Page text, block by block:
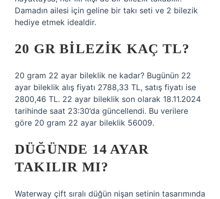
Damadın ailesi için geline bir takı seti ve 2 bilezik
hediye etmek idealdir.
20 GR BILEZIK KAÇ TL?
20 gram 22 ayar bileklik ne kadar? Bugünün 22
ayar bileklik alış fiyatı 2788,33 TL, satış fiyatı ise
2800,46 TL. 22 ayar bileklik son olarak 18.11.2024
tarihinde saat 23:30’da güncellendi. Bu verilere
göre 20 gram 22 ayar bileklik 56009.
DÜĞÜNDE 14 AYAR
TAKILIR MI?
Waterway çift sıralı düğün nişan setinin tasarımında